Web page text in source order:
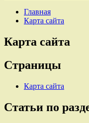
Главная
Карта сайта
Карта сайта
Страницы
Карта сайта
Статьи по